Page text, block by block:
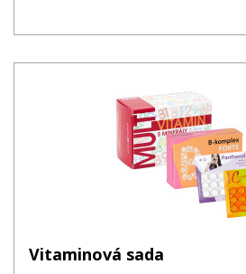
Vitaminová sada